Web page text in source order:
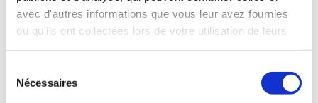
avec d'autres informations que vous leur avez fournies
ou qu'ils ont collectées lors de votre utilisation de leurs
Nécessaires
DRP Software qui :
• Assure la supervision et l’exploitation des
évoluer en cas de besoin
• Gère la maintenance de ces équipements